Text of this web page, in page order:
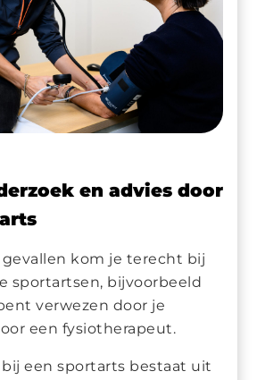
en advies door
kom je terecht bij
sportartsen, bijvoorbeeld
verwezen door je
een fysiotherapeut.
een sportarts bestaat uit